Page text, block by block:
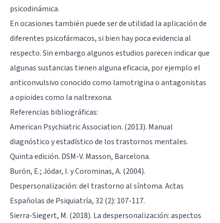
psicodinámica.
En ocasiones también puede ser de utilidad la aplicación de
diferentes psicofármacos, si bien hay poca evidencia al
respecto. Sin embargo algunos estudios parecen indicar que
algunas sustancias tienen alguna eficacia, por ejemplo el
anticonvulsivo conocido como lamotrigina o antagonistas
a opioides como la naltrexona.
Referencias bibliográficas:
American Psychiatric Association. (2013). Manual
diagnóstico y estadístico de los trastornos mentales.
Quinta edición. DSM-V. Masson, Barcelona.
Burón, E.; Jódar, I. y Corominas, A. (2004).
Despersonalización: del trastorno al síntoma. Actas
Españolas de Psiquiatría, 32 (2): 107-117.
Sierra-Siegert, M. (2018). La despersonalización: aspectos